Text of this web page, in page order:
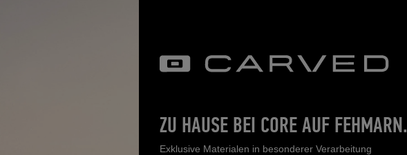
ZU HAUSE BEI CORE AUF FEHMARN.
Exklusive Materialen in besonderer Verarbeitung